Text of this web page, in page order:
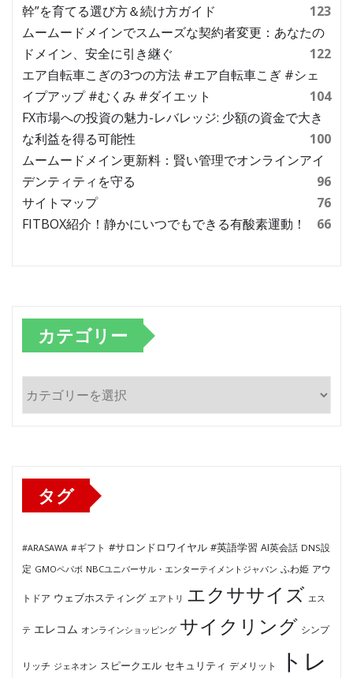
幹”を育てる選び方＆続け方ガイド
123
ムームードメインでスムーズな契約者変更：あなたの
ドメイン、安全に引き継ぐ
122
エア自転車こぎの3つの方法 #エア自転車こぎ #シェ
イプアップ #むくみ #ダイエット
104
FX市場への投資の魅力-レバレッジ: 少額の資金で大き
な利益を得る可能性
100
ムームードメイン更新料：賢い管理でオンラインアイ
デンティティを守る
96
サイトマップ
76
FITBOX紹介！静かにいつでもできる有酸素運動！
66
カテゴリー
カ
テ
タグ
#ARASAWA #ギフト #サロンドロワイヤル #英語学習 AI英会話 DNS設
定 GMOペパボ NBCユニバーサル・エンターテイメントジャパン ふわ姫 アウ
トドア ウェブホスティング エアトリ エクササイズ エス
テ エレコム オンラインショッピング サイクリング シンプ
リッチ ジェネオン スピークエル セキュリティ デメリット
トレ